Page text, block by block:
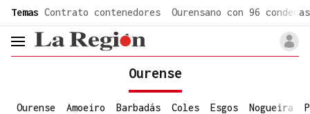
Temas Contrato contenedores Ourensano con 96 condenas
header.menu.open
Ourense
Ourense Amoeiro Barbadás Coles Esgos Nogueira